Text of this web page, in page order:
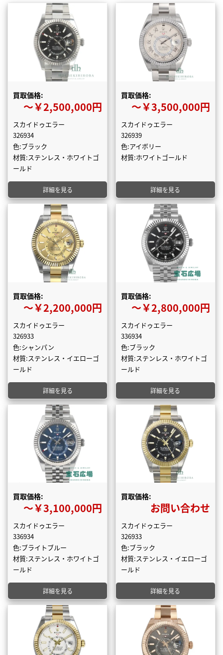
買取価格:
〜￥2,500,000円
スカイドゥエラー
326934
色:ブラック
材質:ステンレス・ホワイトゴ
ールド
詳細を見る
買取価格:
〜￥3,500,000円
スカイドゥエラー
326939
色:アイボリー
材質:ホワイトゴールド
詳細を見る
買取価格:
〜￥2,200,000円
スカイドゥエラー
326933
色:シャンパン
材質:ステンレス・イエローゴ
ールド
詳細を見る
買取価格:
〜￥2,800,000円
スカイドゥエラー
336934
色:ブラック
材質:ステンレス・ホワイトゴ
ールド
詳細を見る
買取価格:
〜￥3,100,000円
スカイドゥエラー
336934
色:ブライトブルー
材質:ステンレス・ホワイトゴ
ールド
詳細を見る
買取価格:
お問い合わせ
スカイドゥエラー
326933
色:ブラック
材質:ステンレス・イエローゴ
ールド
詳細を見る